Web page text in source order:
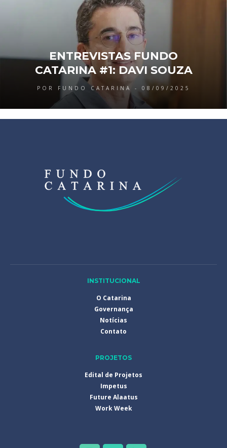
ENTREVISTAS FUNDO
CATARINA #1: DAVI SOUZA
POR FUNDO CATARINA - 08/09/2025
INSTITUCIONAL
O Catarina
Governança
Notícias
Contato
PROJETOS
Edital de Projetos
Impetus
Future Alaatus
Work Week